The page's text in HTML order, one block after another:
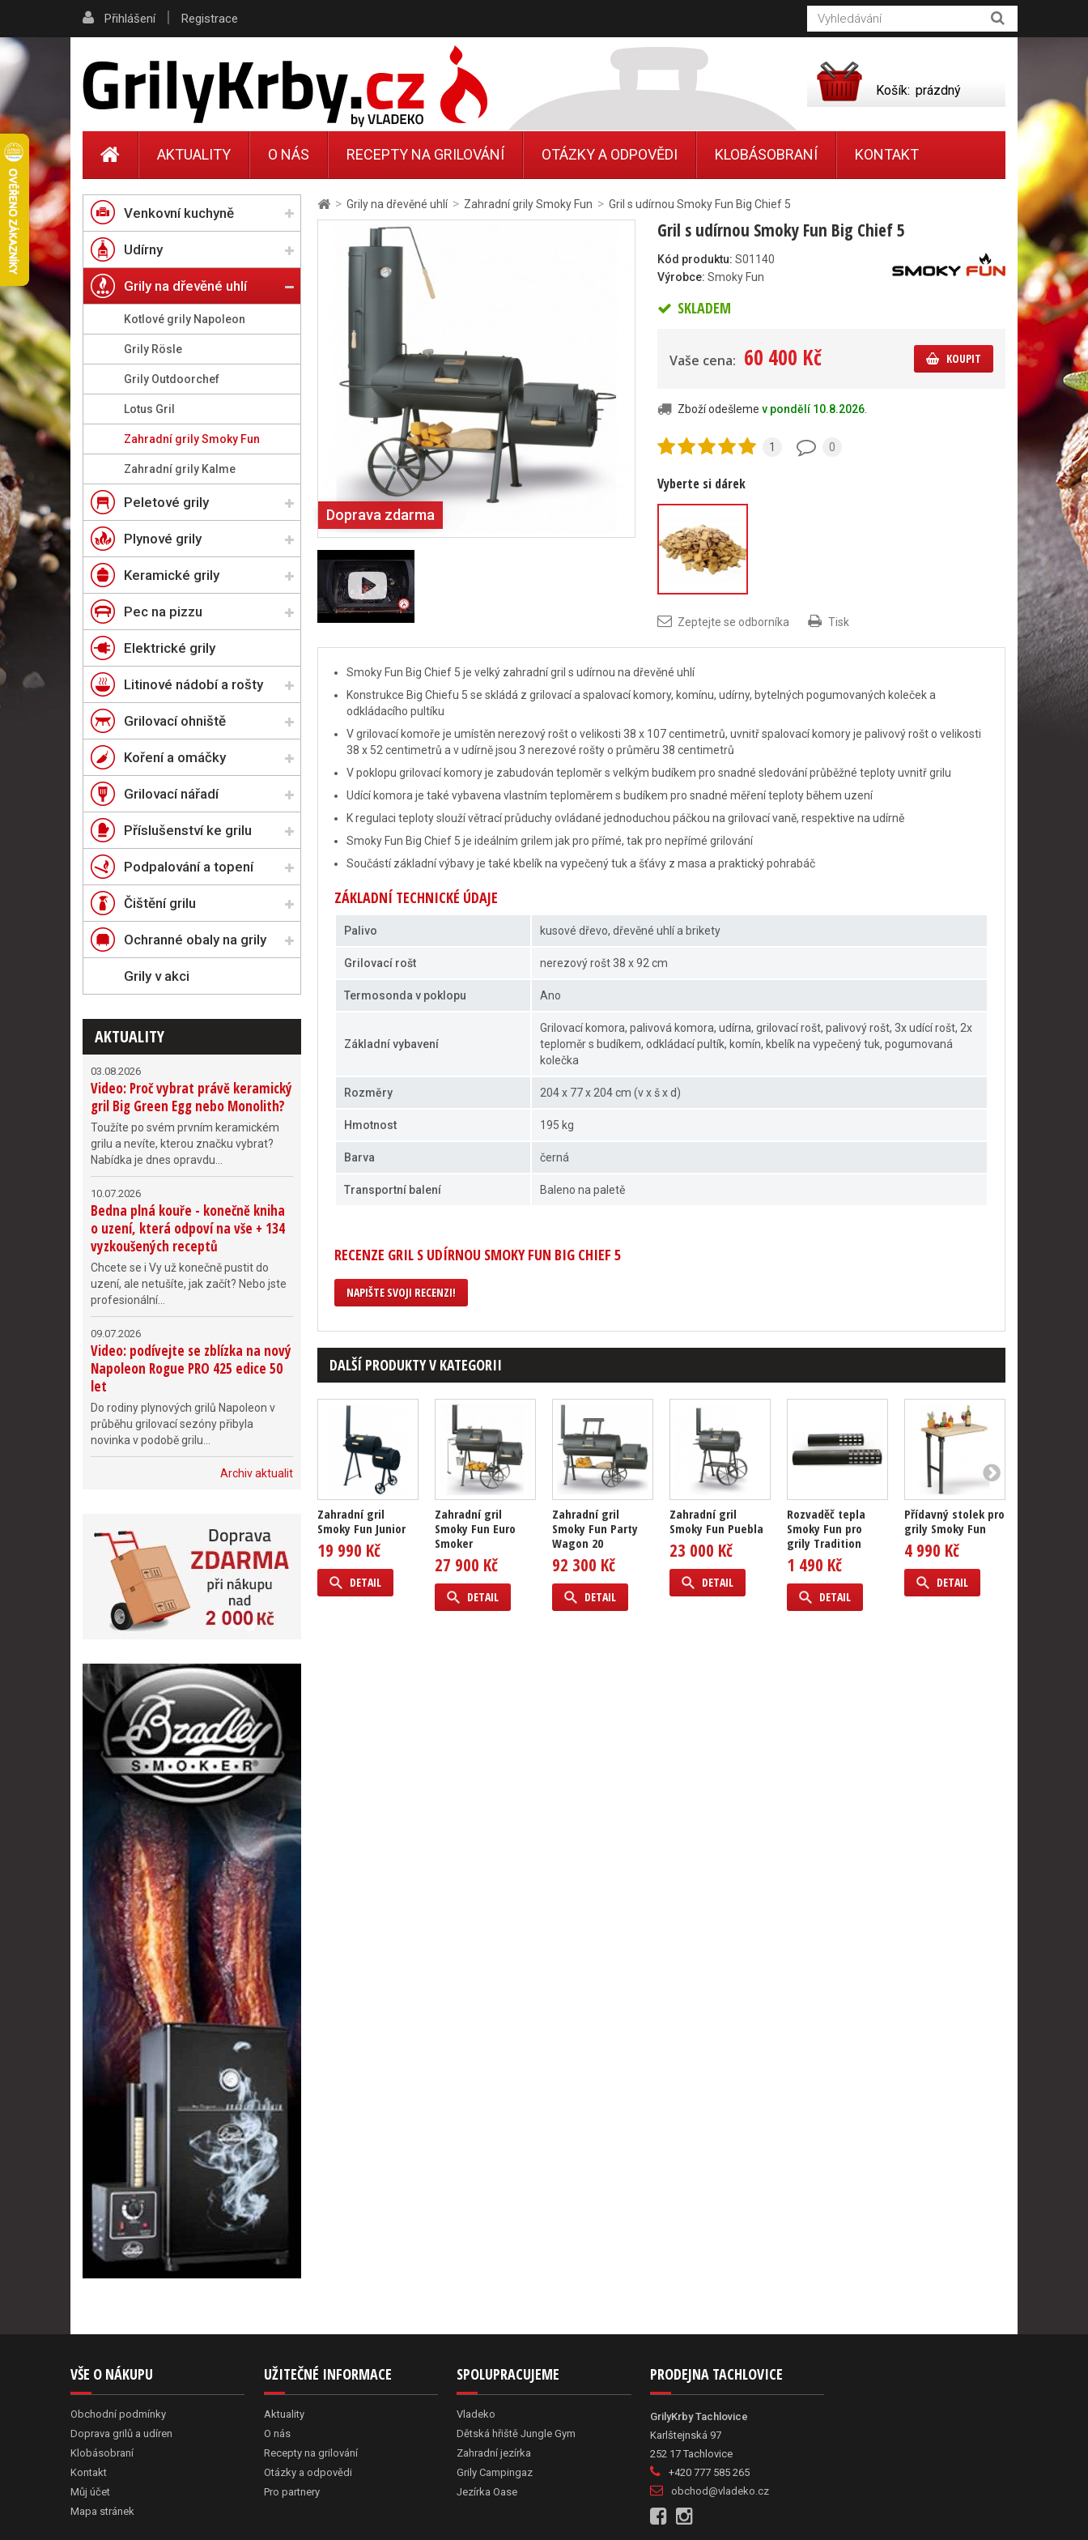
> Grily na dřevěné uhlí > Zahradní grily Smoky Fun > Gril s udírnou Smoky Fun Big Chief 5
Doprava zdarma
Gril s udírnou Smoky Fun Big Chief 5
Kód produktu: S01140
Výrobce: Smoky Fun
SKLADEM
Vaše cena: 60 400 Kč KOUPIT
Zboží odešleme v pondělí 10.8.2026
1 0
Vyberte si dárek
na uzení 15kg
Zeptejte se odborníka Tisk
Smoky Fun Big Chief 5 je velký zahradní gril s udírnou na dřevěné uhlí
Konstrukce Big Chiefu 5 se skládá z grilovací a spalovací komory, komínu, udírny, bytelných pogumovaných koleček a
odkládacího pultíku
V grilovací komoře je umístěn nerezový rošt o velikosti 38 x 107 centimetrů, uvnitř spalovací komory je palivový rošt o velikosti
38 x 52 centimetrů a v udírně jsou 3 nerezové rošty o průměru 38 centimetrů
V poklopu grilovací komory je zabudován teploměr s velkým budíkem pro snadné sledování průběžné teploty uvnitř grilu
Udící komora je také vybavena vlastním teploměrem s budíkem pro snadné měření teploty během uzení
K regulaci teploty slouží větrací průduchy ovládané jednoduchou páčkou na grilovací vaně, respektive na udírně
Smoky Fun Big Chief 5 je ideálním grilem jak pro přímé, tak pro nepřímé grilování
Součástí základní výbavy je také kbelík na vypečený tuk a šťávy z masa a praktický pohrabáč
ZÁKLADNÍ TECHNICKÉ ÚDAJE
Palivo kusové dřevo, dřevěné uhlí a brikety
Grilovací rošt nerezový rošt 38 x 92 cm
Termosonda v poklopu Ano
Základní vybavení
Grilovací komora, palivová komora, udírna, grilovací rošt, palivový rošt, 3x udící rošt, 2x
teploměr s budíkem, odkládací pultík, komín, kbelík na vypečený tuk, pogumovaná
kolečka
Rozměry 204 x 77 x 204 cm (v x š x d)
Hmotnost 195 kg
Barva černá
Transportní balení Baleno na paletě
RECENZE GRIL S UDÍRNOU SMOKY FUN BIG CHIEF 5
NAPIŠTE SVOJI RECENZI!
DALŠÍ PRODUKTY V KATEGORII
Zahradní gril
Smoky Fun Junior
19 990 Kč
DETAIL
Zahradní gril
Smoky Fun Euro
Smoker
27 900 Kč
DETAIL
Zahradní gril
Smoky Fun Party
Wagon 20
92 300 Kč
DETAIL
Zahradní gril
Smoky Fun Puebla
23 000 Kč
DETAIL
Rozvaděč tepla
Smoky Fun pro
grily Tradition
1 490 Kč
DETAIL
Přídavný stolek pro
grily Smoky Fun
4 990 Kč
DETAIL
Venkovní kuchyně
Udírny
Grily na dřevěné uhlí
Kotlové grily Napoleon
Grily Rösle
Grily Outdoorchef
Lotus Gril
Zahradní grily Smoky Fun
Zahradní grily Kalme
Peletové grily
Plynové grily
Keramické grily
Pec na pizzu
Elektrické grily
Litinové nádobí a rošty
Grilovací ohniště
Koření a omáčky
Grilovací nářadí
Příslušenství ke grilu
Podpalování a topení
Čištění grilu
Ochranné obaly na grily
Grily v akci
AKTUALITY
03.08.2026
Video: Proč vybrat právě keramický
gril Big Green Egg nebo Monolith?
Toužíte po svém prvním keramickém
grilu a nevíte, kterou značku vybrat?
Nabídka je dnes opravdu...
10.07.2026
Bedna plná kouře - konečně kniha
o uzení, která odpoví na vše + 134
vyzkoušených receptů
Chcete se i Vy už konečně pustit do
uzení, ale netušíte, jak začít? Nebo jste
profesionální...
09.07.2026
Video: podívejte se zblízka na nový
Napoleon Rogue PRO 425 edice 50
let
Do rodiny plynových grilů Napoleon v
průběhu grilovací sezóny přibyla
novinka v podobě grilu...
Archiv aktualit
Přihlášení | Registrace
Košík: prázdný
AKTUALITY O NÁS RECEPTY NA GRILOVÁNÍ OTÁZKY A ODPOVĚDI KLOBÁSOBRANÍ KONTAKT
VŠE O NÁKUPU
Obchodní podmínky
Doprava grilů a udíren
Klobásobraní
Kontakt
Můj účet
Mapa stránek
UŽITEČNÉ INFORMACE
Aktuality
O nás
Recepty na grilování
Otázky a odpovědi
Pro partnery
SPOLUPRACUJEME
Vladeko
Dětská hřiště Jungle Gym
Zahradní jezírka
Grily Campingaz
Jezírka Oase
PRODEJNA TACHLOVICE
GrilyKrby Tachlovice
Karlštejnská 97
252 17 Tachlovice
+420 777 585 265
obchod@vladeko.cz